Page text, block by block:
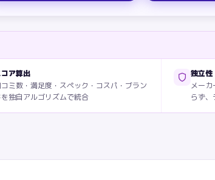
コア算出
コミ数・満足度・スペック・コスパ・ブラン
を独自アルゴリズムで統合
独立性
メーカ
らず、